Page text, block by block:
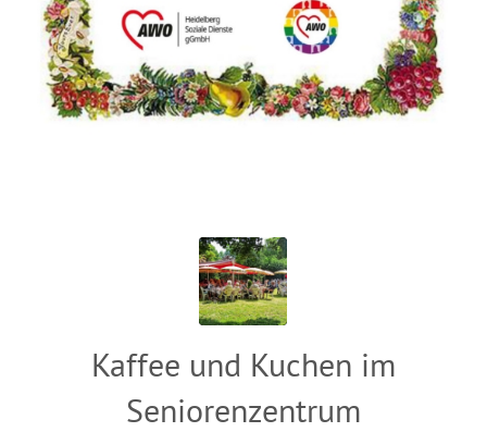
Kaffee und Kuchen im
Seniorenzentrum